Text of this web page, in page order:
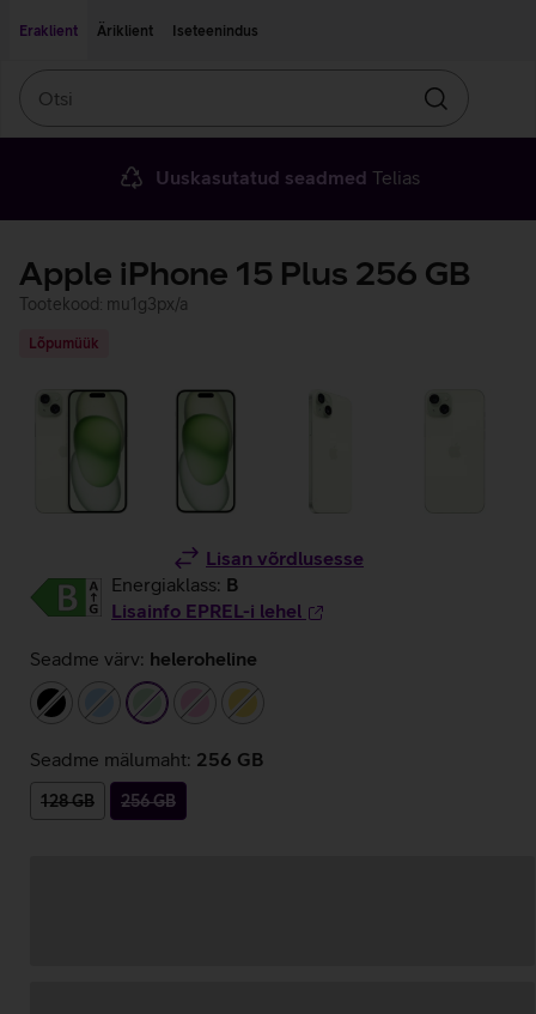
Eraklient
Äriklient Iseteenindus
Otsin
Uuskasutatud seadmed Telias
Apple iPhone 15 Plus 256 GB
Tootekood: mu1g3px/a
Lõpumüük
Lisan võrdlusesse
Energiaklass: B
Lisainfo EPREL-i lehel
Seadme värv: heleroheline
must
helesinineheleroheline
heleroosakollane
Seadme mälumaht: 256 GB
128 GB 256 GB